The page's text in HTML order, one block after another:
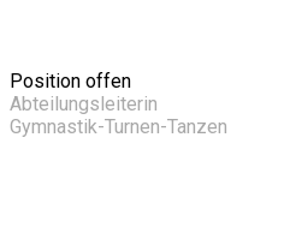
Position offen
Abteilungsleiterin
Gymnastik-Turnen-Tanzen